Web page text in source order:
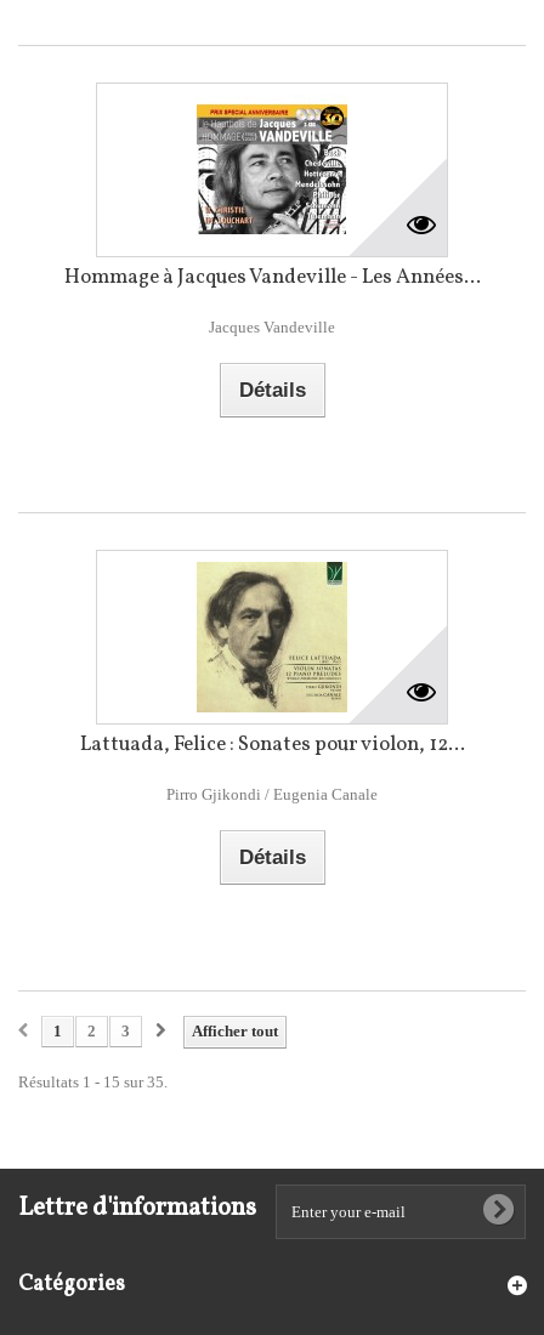
Hommage à Jacques Vandeville - Les Années...
Jacques Vandeville
Détails
Lattuada, Felice : Sonates pour violon, 12...
Pirro Gjikondi / Eugenia Canale
Détails
Afficher tout
1 2 3
Résultats 1 - 15 sur 35.
Lettre d'informations
Catégories